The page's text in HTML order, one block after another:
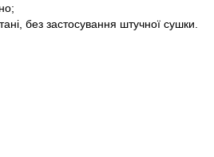
без застосування штучної сушки.